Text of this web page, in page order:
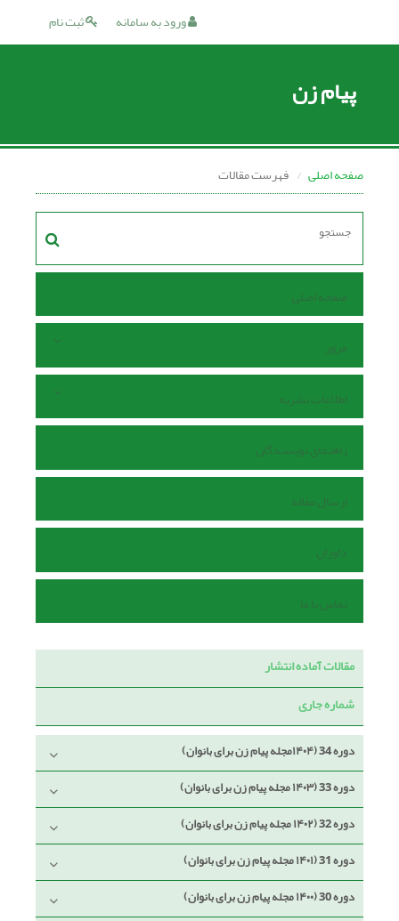
ثبت نام ورود به سامانه
پیام زن
صفحه اصلی فهرست مقالات
صفحه اصلی
مرور
اطلاعات نشریه
راهنمای نویسندگان
ارسال مقاله
داوران
تماس با ما
مقالات آماده انتشار
شماره جاری
دوره 34 (۱۴۰۴مجله پیام زن برای بانوان)
دوره 33 (۱۴۰۳ مجله پیام زن برای بانوان)
دوره 32 (۱۴۰۲ مجله پیام زن برای بانوان)
دوره 31 (۱۴۰۱ مجله پیام زن برای بانوان)
دوره 30 (۱۴۰۰ مجله پیام زن برای بانوان)